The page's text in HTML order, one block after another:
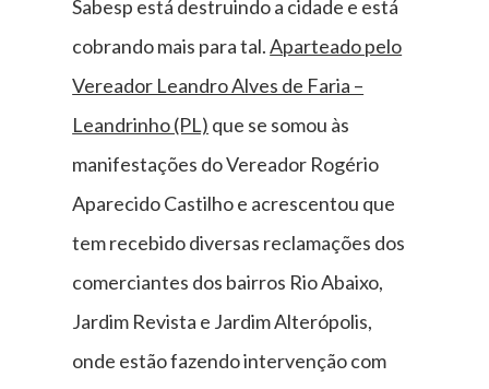
Sabesp está destruindo a cidade e está
cobrando mais para tal.Aparteado pelo
Vereador Leandro Alves de Faria –
Leandrinho (PL) que se somou às
manifestações do Vereador Rogério
Aparecido Castilho e acrescentou que
tem recebido diversas reclamações dos
comerciantes dos bairros Rio Abaixo,
Jardim Revista e Jardim Alterópolis,
onde estão fazendo intervenção com